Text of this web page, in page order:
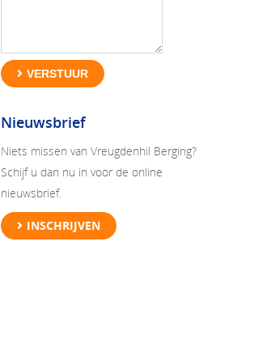
VERSTUUR
Nieuwsbrief
Niets missen van Vreugdenhil Berging?
Schijf u dan nu in voor de online
nieuwsbrief.
INSCHRIJVEN